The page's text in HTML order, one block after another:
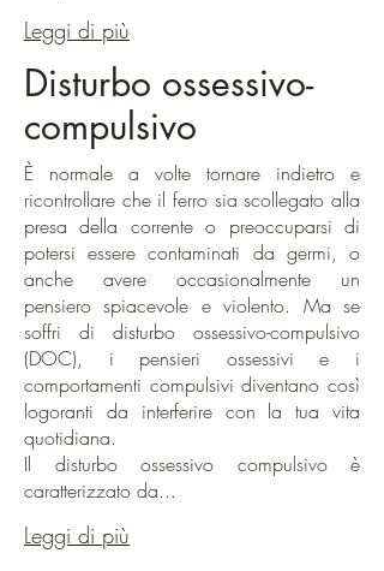
Leggi di più
Disturbo ossessivo-
compulsivo
È normale a volte tornare indietro e
ricontrollare che il ferro sia scollegato alla
presa della corrente o preoccuparsi di
potersi essere contaminati da germi, o
anche avere occasionalmente un
pensiero spiacevole e violento. Ma se
soffri di disturbo ossessivo-compulsivo
(DOC), i pensieri ossessivi e i
comportamenti compulsivi diventano così
logoranti da interferire con la tua vita
quotidiana.
Il disturbo ossessivo compulsivo è
caratterizzato da...
Leggi di più